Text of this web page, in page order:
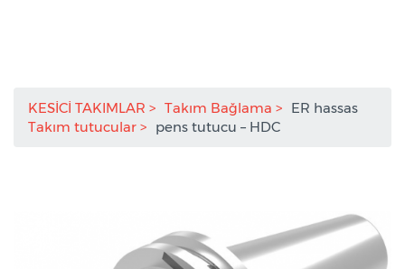
KESİCİ TAKIMLAR
Takım Bağlama
Takım tutucular
ER hassas
pens tutucu – HDC